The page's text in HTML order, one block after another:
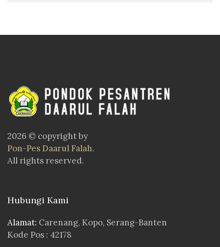
2026 © copyright by
Pon-Pes Daarul Falah.
All rights reserved.
Hubungi Kami
Alamat: Carenang, Kopo, Serang-Banten
Kode Pos : 42178